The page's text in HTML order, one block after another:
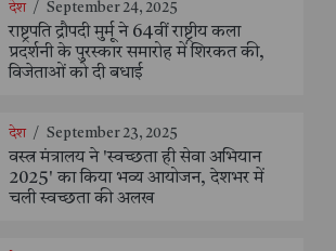
देश / September 24, 2025
राष्ट्रपति द्रौपदी मुर्मू ने 64वीं राष्ट्रीय कला
प्रदर्शनी के पुरस्कार समारोह में शिरकत की,
विजेताओं को दी बधाई
देश / September 23, 2025
वस्त्र मंत्रालय ने 'स्वच्छता ही सेवा अभियान
2025' का किया भव्य आयोजन, देशभर में
चली स्वच्छता की अलख